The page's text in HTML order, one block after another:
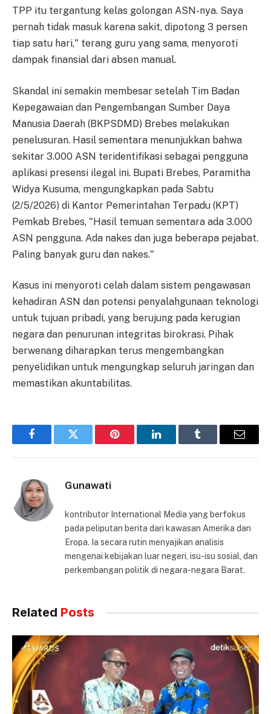
TPP itu tergantung kelas golongan ASN-nya. Saya
pernah tidak masuk karena sakit, dipotong 3 persen
tiap satu hari," terang guru yang sama, menyoroti
dampak finansial dari absen manual.
Skandal ini semakin membesar setelah Tim Badan
Kepegawaian dan Pengembangan Sumber Daya
Manusia Daerah (BKPSDMD) Brebes melakukan
penelusuran. Hasil sementara menunjukkan bahwa
sekitar 3.000 ASN teridentifikasi sebagai pengguna
aplikasi presensi ilegal ini. Bupati Brebes, Paramitha
Widya Kusuma, mengungkapkan pada Sabtu
(2/5/2026) di Kantor Pemerintahan Terpadu (KPT)
Pemkab Brebes, "Hasil temuan sementara ada 3.000
ASN pengguna. Ada nakes dan juga beberapa pejabat.
Paling banyak guru dan nakes."
Kasus ini menyoroti celah dalam sistem pengawasan
kehadiran ASN dan potensi penyalahgunaan teknologi
untuk tujuan pribadi, yang berujung pada kerugian
negara dan penurunan integritas birokrasi. Pihak
berwenang diharapkan terus mengembangkan
penyelidikan untuk mengungkap seluruh jaringan dan
memastikan akuntabilitas.
FacebookTwitter Pinterest LinkedInTumblr Email
Gunawati
kontributor International Media yang berfokus
pada peliputan berita dari kawasan Amerika dan
Eropa. Ia secara rutin menyajikan analisis
mengenai kebijakan luar negeri, isu-isu sosial, dan
perkembangan politik di negara-negara Barat.
Related Posts